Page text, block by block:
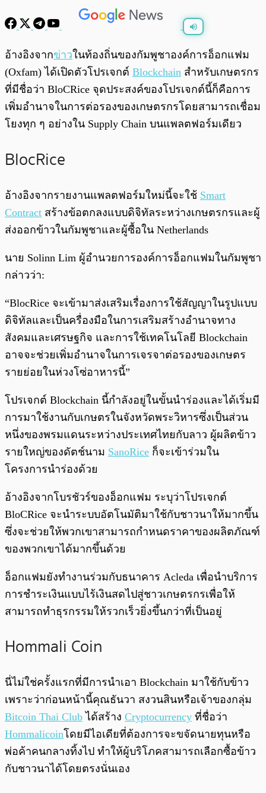
พร้อมเล่น 0:00
อ้างอิงจากข่าวในท้องถิ่นของกัมพูชาองค์การอ็อกแฟม
(Oxfam) ได้เปิดตัวโปรเจกต์ Blockchain สำหรับเกษตรกร
ที่มีชื่อว่า BloCRice จุดประสงค์ของโปรเจกต์นี้ก็คือการ
เพิ่มอำนาจในการต่อรองของเกษตรกรโดยสามารถเชื่อม
โยงทุก ๆ อย่างใน Supply Chain บนแพลตฟอร์มเดียว
BlocRice
อ้างอิงจากรายงานแพลตฟอร์มใหม่นี้จะใช้ Smart
Contract สร้างข้อตกลงแบบดิจิทัลระหว่างเกษตรกรและผู้
ส่งออกข้าวในกัมพูชาและผู้ซื้อใน Netherlands
นาย Solinn Lim ผู้อำนวยการองค์การอ็อกแฟมในกัมพูชา
กล่าวว่า:
“BlocRice จะเข้ามาส่งเสริมเรื่องการใช้สัญญาในรูปแบบ
ดิจิทัลและเป็นครื่องมือในการเสริมสร้างอำนาจทาง
สังคมและเศรษฐกิจ และการใช้เทคโนโลยี Blockchain
อาจจะช่วยเพิ่มอำนาจในการเจรจาต่อรองของเกษตร
รายย่อยในห่วงโซ่อาหารนี้”
โปรเจกต์ Blockchain นี้กำลังอยู่ในขั้นนำร่องและได้เริ่มมี
การมาใช้งานกับเกษตรในจังหวัดพระวิหารซึ่งเป็นส่วน
หนึ่งของพรมแดนระหว่างประเทศไทยกับลาว ผู้ผลิตข้าว
รายใหญ่ของดัตช์นาม SanoRice ก็จะเข้าร่วมใน
โครงการนำร่องด้วย
อ้างอิงจากโบรชัวร์ของอ็อกแฟม ระบุว่าโปรเจกต์
BloCRice จะนำระบบอัตโนมัติมาใช้กับชาวนาให้มากขึ้น
ซึ่งจะช่วยให้พวกเขาสามารถกำหนดราคาของผลิตภัณฑ์
ของพวกเขาได้มากขึ้นด้วย
อ็อกแฟมยังทำงานร่วมกับธนาคาร Acleda เพื่อนำบริการ
การชำระเงินแบบไร้เงินสดไปสู่ชาวเกษตรกรเพื่อให้
สามารถทำธุรกรรมให้รวกเร็วยิ่งขึ้นกว่าที่เป็นอยู่
Hommali Coin
นี่ไม่ใช่ครั้งแรกที่มีการนำเอา Blockchain มาใช้กับข้าว
เพราะว่าก่อนหน้านี้คุณธันวา สงวนสินหรือเจ้าของกลุ่ม
Bitcoin Thai Club ได้สร้าง Cryptocurrency ที่ชื่อว่า
Hommalicoinโดยมีไอเดียที่ต้องการจะขจัดนายทุนหรือ
พ่อค้าคนกลางทิ้งไป ทำให้ผู้บริโภคสามารถเลือกซื้อข้าว
กับชาวนาได้โดยตรงนั่นเอง